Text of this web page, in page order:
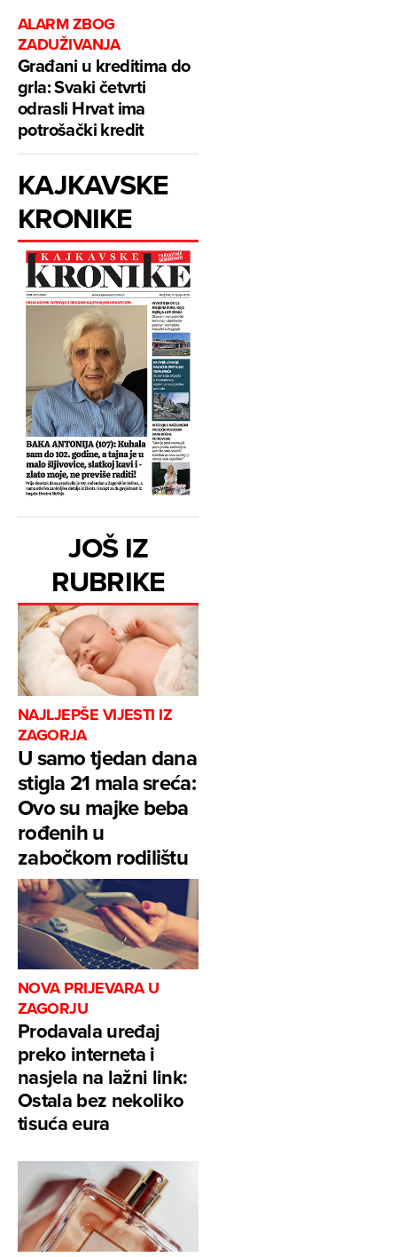
ALARM ZBOG
ZADUŽIVANJA
Građani u kreditima do
grla: Svaki četvrti
odrasli Hrvat ima
potrošački kredit
KAJKAVSKE
KRONIKE
JOŠ IZ
RUBRIKE
NAJLJEPŠE VIJESTI IZ
ZAGORJA
U samo tjedan dana
stigla 21 mala sreća:
Ovo su majke beba
rođenih u
zabočkom rodilištu
NOVA PRIJEVARA U
ZAGORJU
Prodavala uređaj
preko interneta i
nasjela na lažni link:
Ostala bez nekoliko
tisuća eura